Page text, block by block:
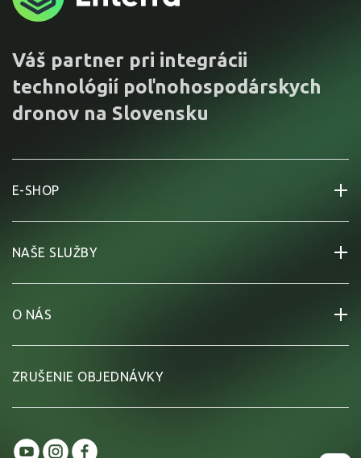
Váš partner pri integrácii
technológií poľnohospodárskych
dronov na Slovensku
E-SHOP
NAŠE SLUŽBY
O NÁS
ZRUŠENIE OBJEDNÁVKY